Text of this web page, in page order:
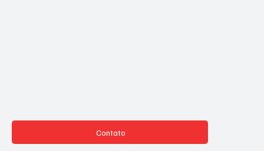
Contato